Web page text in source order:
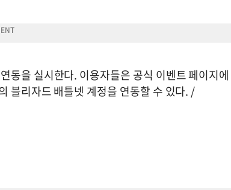
동을 실시한다. 이용자들은 공식 이벤트 페이지에
블리자드 배틀넷 계정을 연동할 수 있다. /